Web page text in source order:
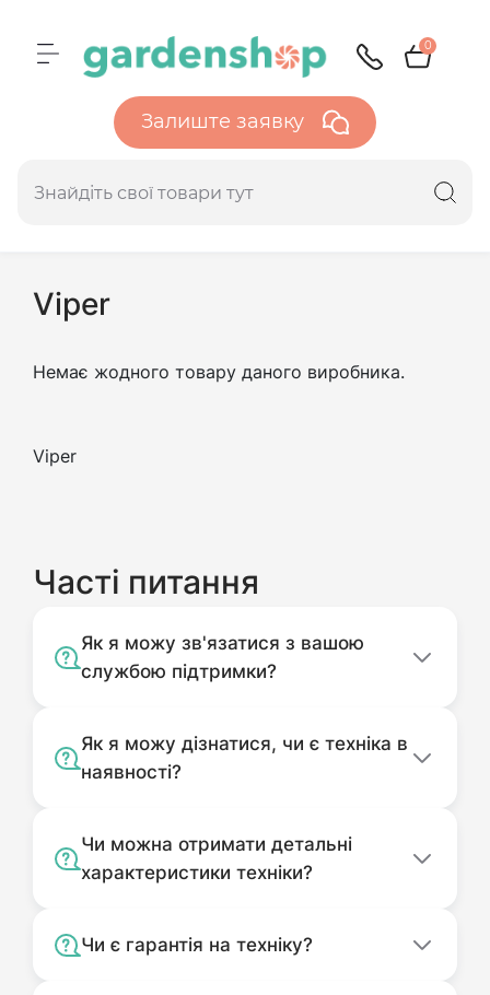
0
Залиште заявку
Viper
Немає жодного товару даного виробника.
Viper
Часті питання
Як я можу зв'язатися з вашою
службою підтримки?
Як я можу дізнатися, чи є техніка в
наявності?
Чи можна отримати детальні
характеристики техніки?
Чи є гарантія на техніку?